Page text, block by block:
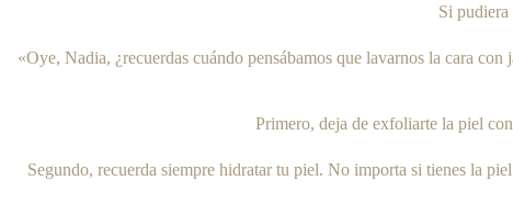
Si
«Oye, Nadia, ¿recuerdas cuándo pensábamos que lavarnos la cara
Primero, deja de exfoliarte la piel
Segundo, recuerda siempre hidratar tu piel. No importa si tienes la